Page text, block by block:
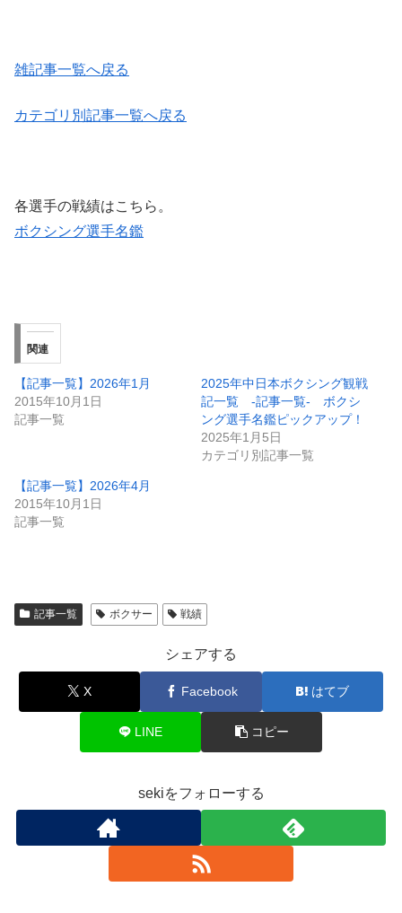
雑記事一覧へ戻る
カテゴリ別記事一覧へ戻る
各選手の戦績はこちら。
ボクシング選手名鑑
関連
【記事一覧】2026年1月
2015年10月1日
記事一覧
2025年中日本ボクシング観戦
記一覧 -記事一覧- ボクシ
ング選手名鑑ピックアップ！
2025年1月5日
カテゴリ別記事一覧
【記事一覧】2026年4月
2015年10月1日
記事一覧
記事一覧 ボクサー 戦績
シェアする
X Facebook はてブ
LINE コピー
sekiをフォローする